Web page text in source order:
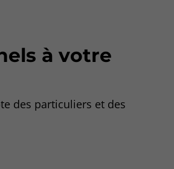
à votre
des particuliers et des